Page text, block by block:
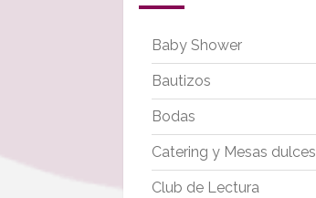
Baby Shower
Bautizos
Bodas
Catering y Mesas dulces
Club de Lectura